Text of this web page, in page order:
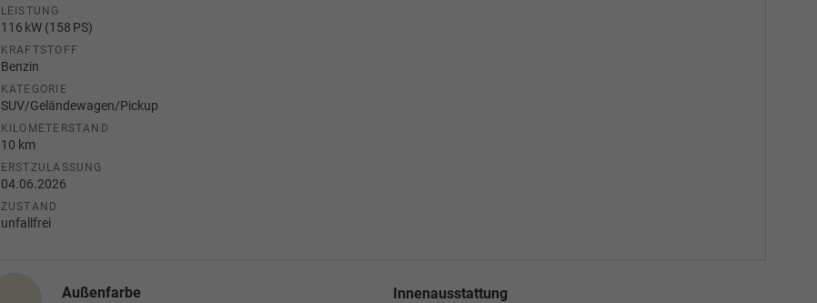
LEISTUNG
116 kW (158 PS)
KRAFTSTOFF
Benzin
KATEGORIE
SUV/Geländewagen/Pickup
KILOMETERSTAND
10 km
ERSTZULASSUNG
04.06.2026
ZUSTAND
unfallfrei
Außenfarbe
Innenausstattung